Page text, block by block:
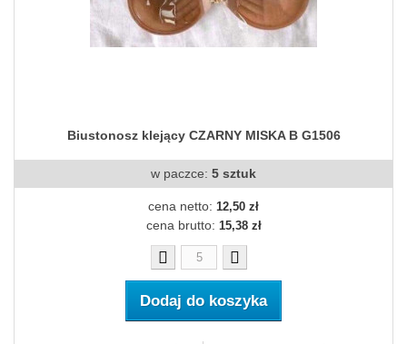
Biustonosz klejący CZARNY MISKA B G1506
w paczce: 5 sztuk
cena netto: 12,50 zł
cena brutto: 15,38 zł
Dodaj do koszyka